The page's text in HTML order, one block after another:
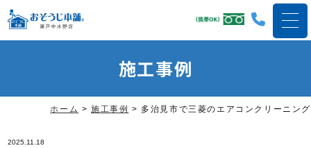
施工事例
ホーム > 施工事例 > 多治見市で三菱のエアコンクリーニング
2025.11.18